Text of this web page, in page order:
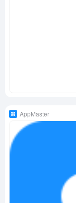
AppMaster